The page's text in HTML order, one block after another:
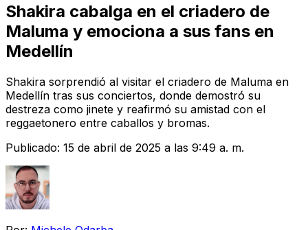
Shakira cabalga en el criadero de
Maluma y emociona a sus fans en
Medellín
Shakira sorprendió al visitar el criadero de Maluma en
Medellín tras sus conciertos, donde demostró su
destreza como jinete y reafirmó su amistad con el
reggaetonero entre caballos y bromas.
Publicado: 15 de abril de 2025 a las 9:49 a. m.